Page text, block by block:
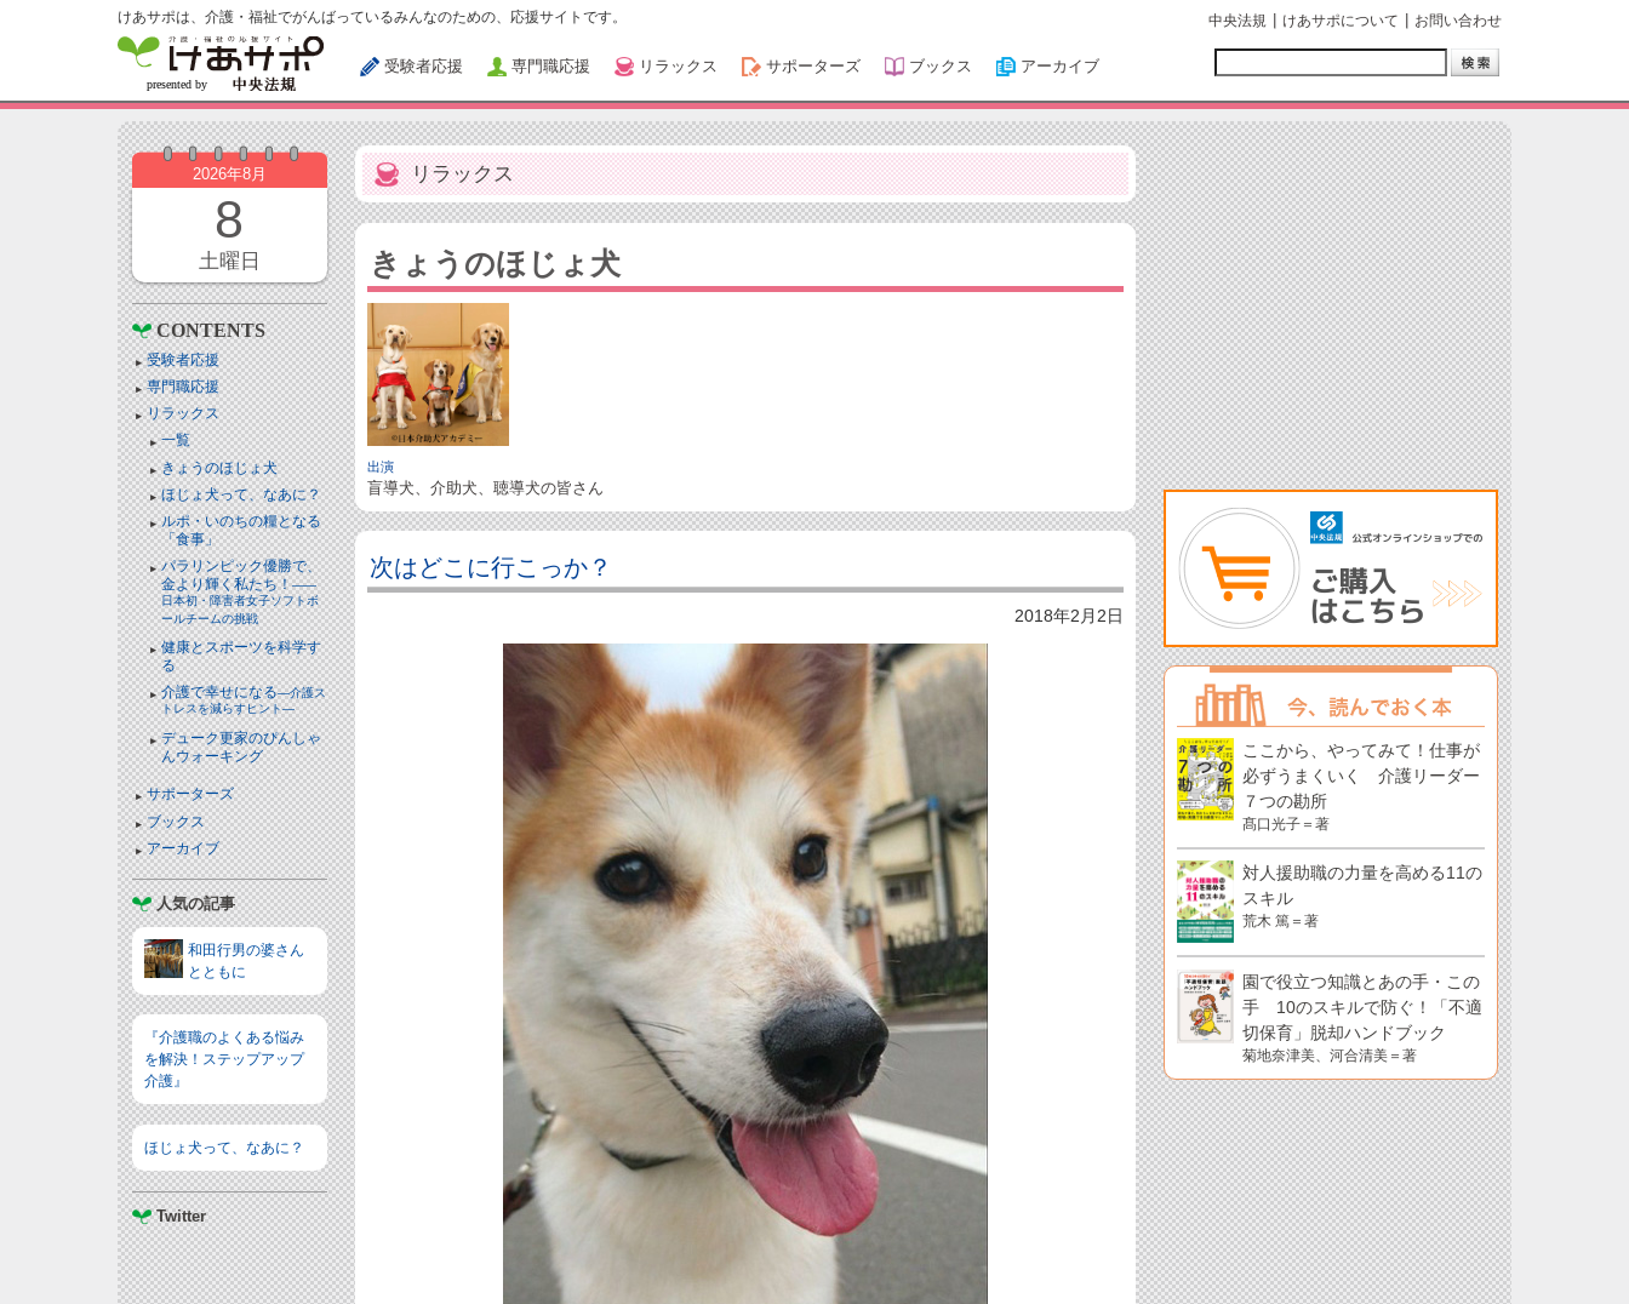
けあサポは、介護・福祉でがんばっているみんなのための、応援サイトです。
受験者応援 専門職応援 リラックス サポーターズ ブックス アーカイブ
中央法規 けあサポについて お問い合わせ
2026年8月
8
土曜日
CONTENTS
受験者応援
専門職応援
リラックス
一覧
きょうのほじょ犬
ほじょ犬って、なあに？
ルポ・いのちの糧となる
「食事」
パラリンピック優勝で、
金より輝く私たち！――
日本初・障害者女子ソフトボ
ールチームの挑戦
健康とスポーツを科学す
る
介護で幸せになる―介護ス
トレスを減らすヒント―
デューク更家のぴんしゃ
んウォーキング
サポーターズ
ブックス
アーカイブ
人気の記事
和田行男の婆さん
とともに
『介護職のよくある悩み
を解決！ステップアップ
介護』
ほじょ犬って、なあに？
Twitter
リラックス
きょうのほじょ犬
出演
盲導犬、介助犬、聴導犬の皆さん
次はどこに行こっか？
2018年2月2日
ここから、やってみて！仕事が
必ずうまくいく 介護リーダー
７つの勘所
髙口光子＝著
対人援助職の力量を高める11の
スキル
荒木 篤＝著
園で役立つ知識とあの手・この
手 10のスキルで防ぐ！「不適
切保育」脱却ハンドブック
菊地奈津美、河合清美＝著